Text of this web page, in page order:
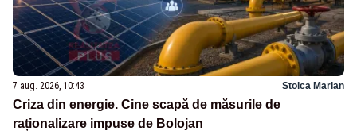
7 aug. 2026, 10:43 Stoica Marian
Criza din energie. Cine scapă de măsurile de
raționalizare impuse de Bolojan